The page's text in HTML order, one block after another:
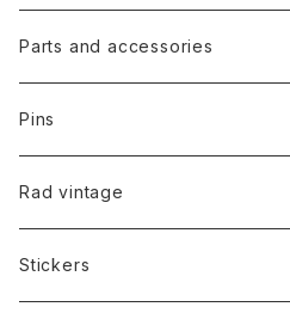
Parts and accessories
Pins
Rad vintage
Stickers